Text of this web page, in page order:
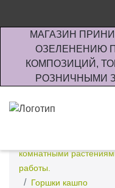
МАГАЗИН
ОЗЕЛЕНЕНИЮ
КОМПОЗИЦИЙ,
РОЗНИЧНЫМИ
комнатными
работы.
Горшки кашпо